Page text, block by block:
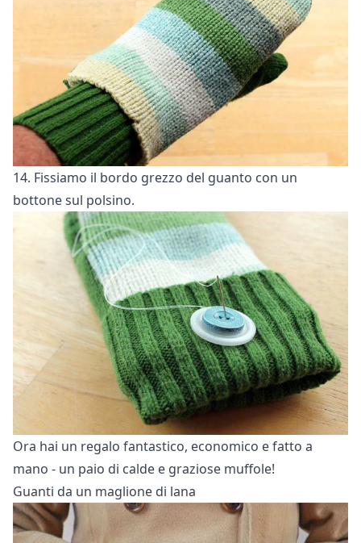
14. Fissiamo il bordo grezzo del guanto con un
bottone sul polsino.
Ora hai un regalo fantastico, economico e fatto a
mano - un paio di calde e graziose muffole!
Guanti da un maglione di lana